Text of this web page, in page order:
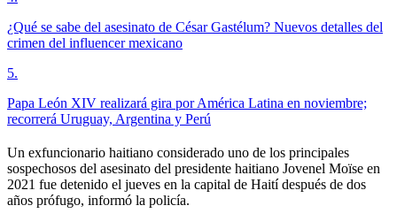
¿Qué se sabe del asesinato de César Gastélum? Nuevos detalles del
crimen del influencer mexicano
5.
Papa León XIV realizará gira por América Latina en noviembre;
recorrerá Uruguay, Argentina y Perú
Un exfuncionario haitiano considerado uno de los principales
sospechosos del asesinato del presidente haitiano Jovenel Moïse en
2021 fue detenido el jueves en la capital de Haití después de dos
años prófugo, informó la policía.